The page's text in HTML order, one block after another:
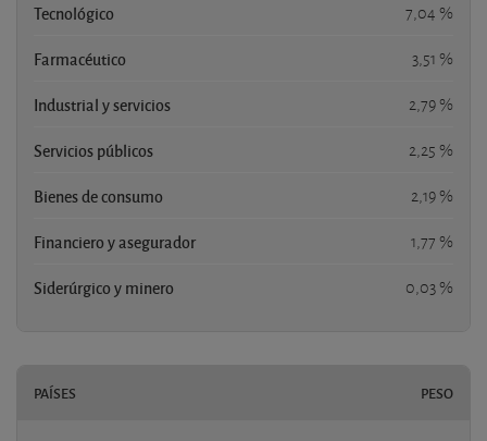
Tecnológico 7,04 %
Farmacéutico 3,51 %
Industrial y servicios 2,79 %
Servicios públicos 2,25 %
Bienes de consumo 2,19 %
Financiero y asegurador 1,77 %
Siderúrgico y minero 0,03 %
PAÍSES PESO